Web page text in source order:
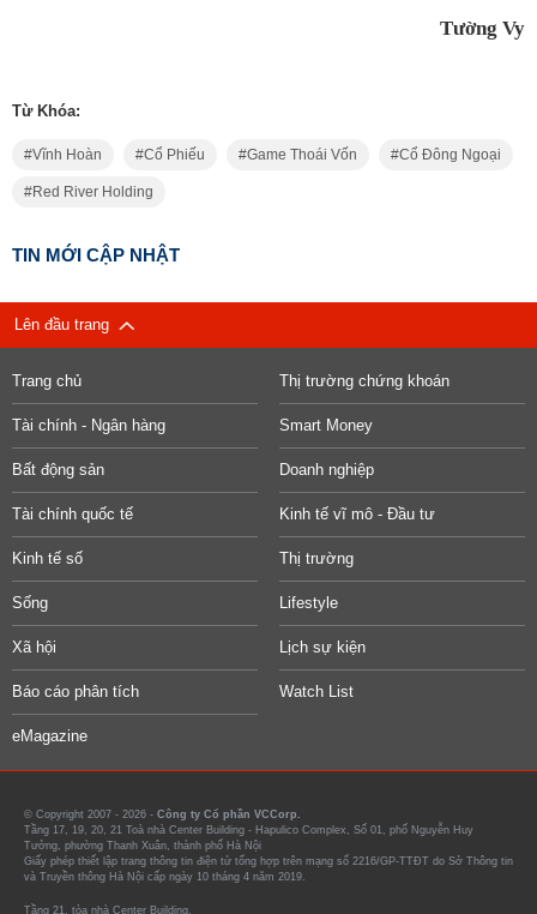
Tường Vy
Từ Khóa:
Vĩnh Hoàn Cổ Phiếu Game Thoái Vốn Cổ Đông Ngoại
Red River Holding
TIN MỚI CẬP NHẬT
Lên đầu trang
Trang chủ Thị trường chứng khoán
Tài chính - Ngân hàng Smart Money
Bất động sản Doanh nghiệp
Tài chính quốc tế Kinh tế vĩ mô - Đầu tư
Kinh tế số Thị trường
Sống Lifestyle
Xã hội Lịch sự kiện
Báo cáo phân tích Watch List
eMagazine
© Copyright 2007 - 2026 - Công ty Cổ phần VCCorp.
Tầng 17, 19, 20, 21 Toà nhà Center Building - Hapulico Complex, Số 01, phố Nguyễn Huy
Tưởng, phường Thanh Xuân, thành phố Hà Nội
Giấy phép thiết lập trang thông tin điện tử tổng hợp trên mạng số 2216/GP-TTĐT do Sở Thông tin
và Truyền thông Hà Nội cấp ngày 10 tháng 4 năm 2019.
Tầng 21, tòa nhà Center Building.